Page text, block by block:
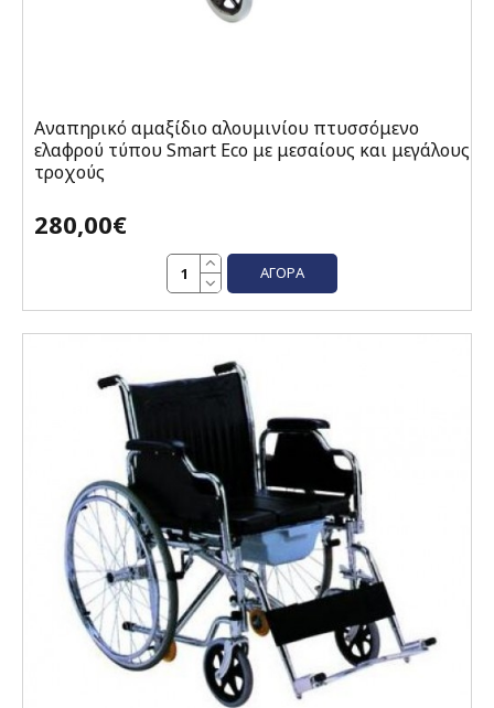
Αναπηρικό αμαξίδιο αλουμινίου πτυσσόμενο
ελαφρού τύπου Smart Eco με μεσαίους και μεγάλους
τροχούς
280,00€
ΑΓΟΡΆ